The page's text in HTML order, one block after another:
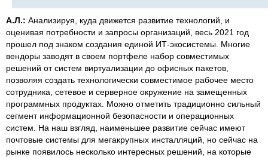
А.Л.: Анализируя, куда движется развитие технологий, и
оценивая потребности и запросы организаций, весь 2021 год
прошел под знаком создания единой ИТ-экосистемы. Многие
вендоры заводят в своем портфеле набор совместимых
решений от систем виртуализации до офисных пакетов,
позволяя создать технологически совместимое рабочее место
сотрудника, сетевое и серверное окружение на замещенных
программных продуктах. Можно отметить традиционно сильный
сегмент информационной безопасности и операционных
систем. На наш взгляд, наименьшее развитие сейчас имеют
почтовые системы для мегакрупных инсталляций, но сейчас на
рынке появилось несколько интересных решений, на которые